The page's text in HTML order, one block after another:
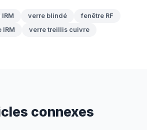
verre blindé
fenêtre RF
IRM
verre treillis cuivre
connexes